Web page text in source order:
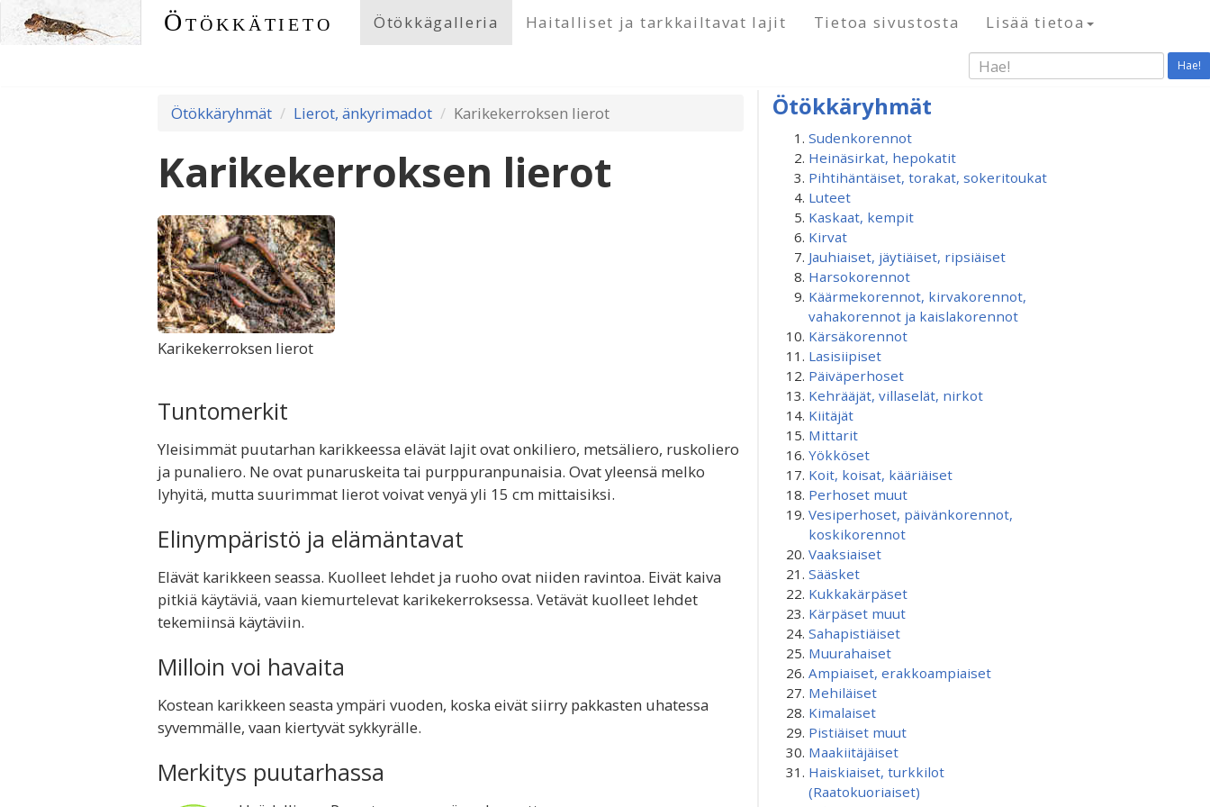
Ötökkätieto Ötökkägalleria Haitalliset ja tarkkailtavat lajit Tietoa sivustosta Lisää tietoa
Hae!
Ötökkäryhmät Lierot, änkyrimadot Karikekerroksen lierot
Karikekerroksen lierot
Karikekerroksen lierot
Tuntomerkit
Yleisimmät puutarhan karikkeessa elävät lajit ovat onkiliero, metsäliero, ruskoliero
ja punaliero. Ne ovat punaruskeita tai purppuranpunaisia. Ovat yleensä melko
lyhyitä, mutta suurimmat lierot voivat venyä yli 15 cm mittaisiksi.
Elinympäristö ja elämäntavat
Elävät karikkeen seassa. Kuolleet lehdet ja ruoho ovat niiden ravintoa. Eivät kaiva
pitkiä käytäviä, vaan kiemurtelevat karikekerroksessa. Vetävät kuolleet lehdet
tekemiinsä käytäviin.
Milloin voi havaita
Kostean karikkeen seasta ympäri vuoden, koska eivät siirry pakkasten uhatessa
syvemmälle, vaan kiertyvät sykkyrälle.
Merkitys puutarhassa
Ötökkäryhmät
Sudenkorennot
Heinäsirkat, hepokatit
Pihtihäntäiset, torakat, sokeritoukat
Luteet
Kaskaat, kempit
Kirvat
Jauhiaiset, jäytiäiset, ripsiäiset
Harsokorennot
Käärmekorennot, kirvakorennot,
vahakorennot ja kaislakorennot
Kärsäkorennot
Lasisiipiset
Päiväperhoset
Kehrääjät, villaselät, nirkot
Kiitäjät
Mittarit
Yökköset
Koit, koisat, kääriäiset
Perhoset muut
Vesiperhoset, päivänkorennot,
koskikorennot
Vaaksiaiset
Sääsket
Kukkakärpäset
Kärpäset muut
Sahapistiäiset
Muurahaiset
Ampiaiset, erakkoampiaiset
Mehiläiset
Kimalaiset
Pistiäiset muut
Maakiitäjäiset
Haiskiaiset, turkkilot
(Raatokuoriaiset)